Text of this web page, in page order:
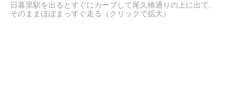
日暮里駅を出るとすぐにカーブして尾久橋通りの上に出て、
そのままほぼまっすぐ走る（クリックで拡大）